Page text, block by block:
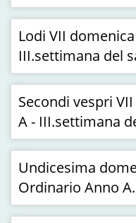
Lodi VII
III.settimana del
Secondi vespri
A - III.settimana
Undicesima
Ordinario Anno